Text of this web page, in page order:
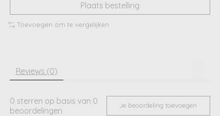
Plaats bestelling
Toevoegen om te vergelijken
Reviews (0)
0 sterren op basis van 0
beoordelingen
Je beoordeling toevoegen